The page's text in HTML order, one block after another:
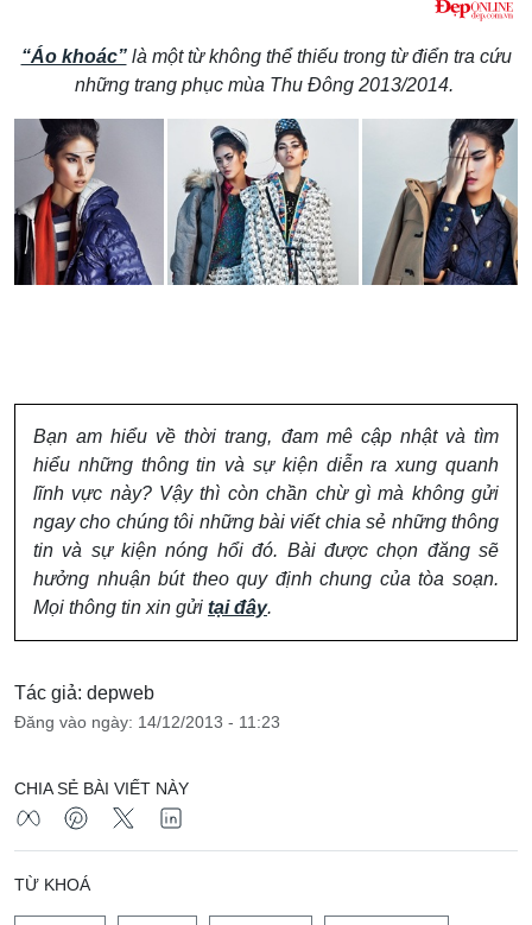
“Áo khoác”là một từ không thể thiếu trong từ điển tra cứu
những trang phục mùa Thu Đông 2013/2014.
Bạn am hiểu về thời trang, đam mê cập nhật và tìm
hiểu những thông tin và sự kiện diễn ra xung quanh
lĩnh vực này? Vậy thì còn chần chừ gì mà không gửi
ngay cho chúng tôi những bài viết chia sẻ những thông
tin và sự kiện nóng hổi đó. Bài được chọn đăng sẽ
hưởng nhuận bút theo quy định chung của tòa soạn.
Mọi thông tin xin gửi tại đây.
Tác giả: depweb
Đăng vào ngày: 14/12/2013 - 11:23
CHIA SẺ BÀI VIẾT NÀY
TỪ KHOÁ